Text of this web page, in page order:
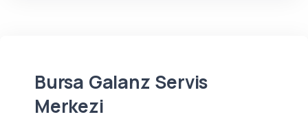
Bursa Galanz Servis
Merkezi